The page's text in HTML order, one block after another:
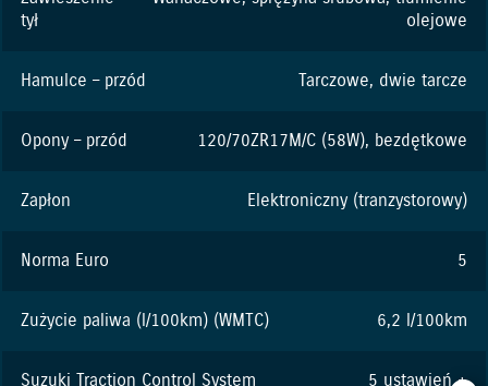
tył
olejowe
Hamulce – przód Tarczowe, dwie tarcze
Opony – przód 120/70ZR17M/C (58W), bezdętkowe
Zapłon Elektroniczny (tranzystorowy)
Norma Euro 5
Zużycie paliwa (l/100km) (WMTC) 6,2 l/100km
Suzuki Traction Control System
5 ustawień +